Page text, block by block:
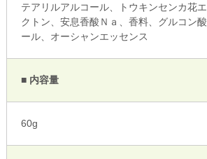
テアリルアルコール、トウキンセンカ花
クトン、安息香酸Ｎａ、香料、グルコン
ール、オーシャンエッセンス
■ 内容量
60g